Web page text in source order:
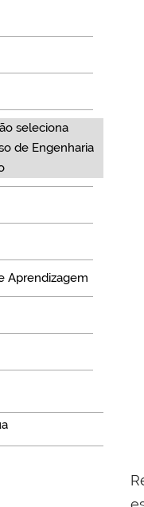
seleciona
de Engenharia
Aprendizagem